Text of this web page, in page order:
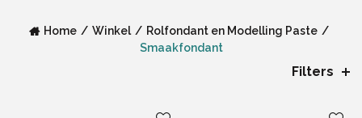
Home Winkel
Rolfondant en Modelling Paste
Smaakfondant
Filters